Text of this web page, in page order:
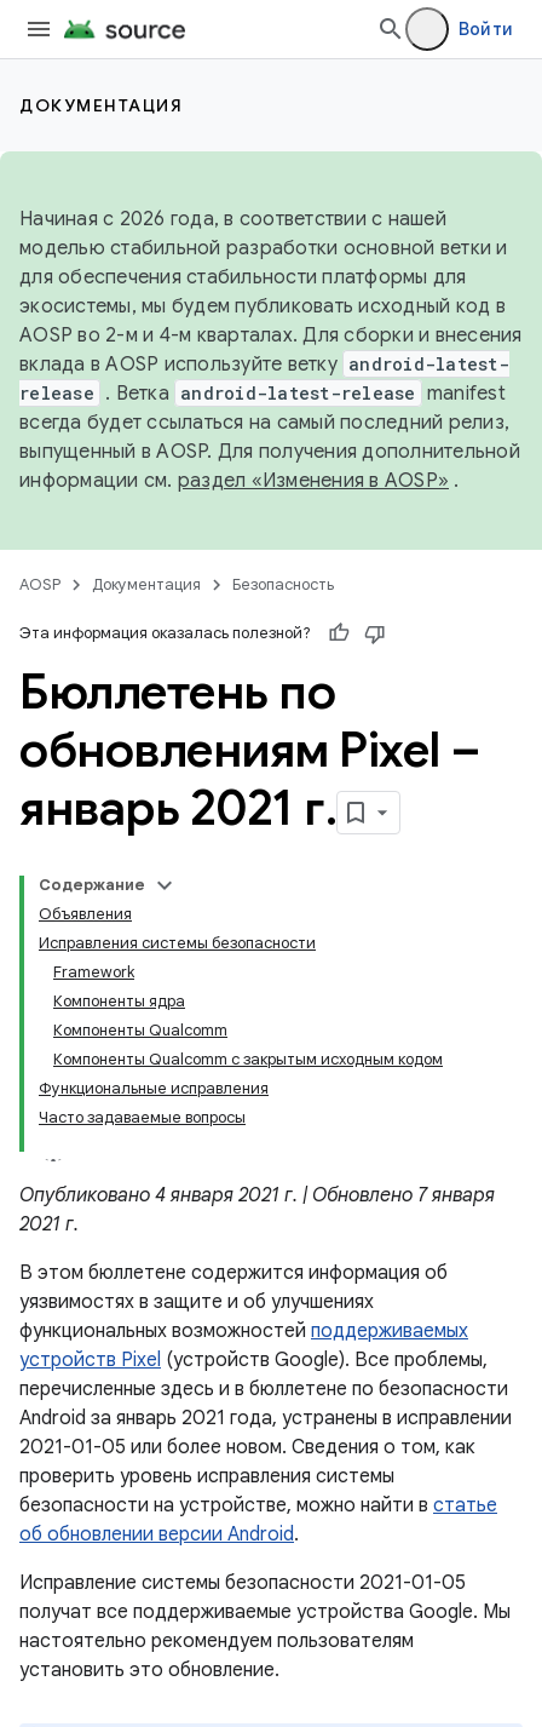
Войти
ДОКУМЕНТАЦИЯ
Начиная с 2026 года, в соответствии с нашей
моделью стабильной разработки основной ветки и
для обеспечения стабильности платформы для
экосистемы, мы будем публиковать исходный код в
AOSP во 2-м и 4-м кварталах. Для сборки и внесения
вклада в AOSP используйте ветку android-latest-
release . Ветка android-latest-release manifest
всегда будет ссылаться на самый последний релиз,
выпущенный в AOSP. Для получения дополнительной
информации см. раздел «Изменения в AOSP» .
AOSP Документация Безопасность
Эта информация оказалась полезной?
Бюллетень по
обновлениям Pixel –
январь 2021 г.
Содержание
Объявления
Исправления системы безопасности
Framework
Компоненты ядра
Компоненты Qualcomm
Компоненты Qualcomm с закрытым исходным кодом
Функциональные исправления
Часто задаваемые вопросы
Опубликовано 4 января 2021 г. | Обновлено 7 января
2021 г.
В этом бюллетене содержится информация об
уязвимостях в защите и об улучшениях
функциональных возможностей поддерживаемых
устройств Pixel (устройств Google). Все проблемы,
перечисленные здесь и в бюллетене по безопасности
Android за январь 2021 года, устранены в исправлении
2021-01-05 или более новом. Сведения о том, как
проверить уровень исправления системы
безопасности на устройстве, можно найти в статье
об обновлении версии Android.
Исправление системы безопасности 2021-01-05
получат все поддерживаемые устройства Google. Мы
настоятельно рекомендуем пользователям
установить это обновление.